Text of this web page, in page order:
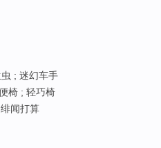
; 迷幻车手
椅 ; 轻巧椅
闻打算